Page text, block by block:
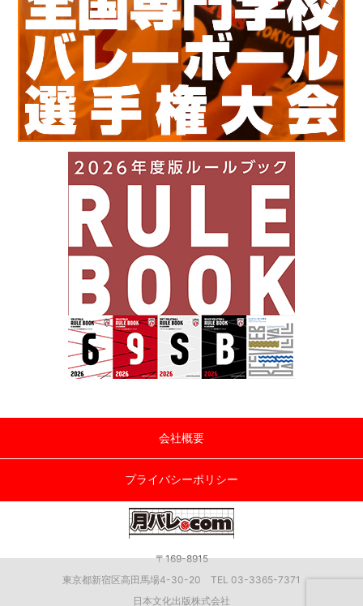
会社概要
プライバシーポリシー
〒169-8915
東京都新宿区高田馬場4-30-20 TEL 03-3365-7371
日本文化出版株式会社